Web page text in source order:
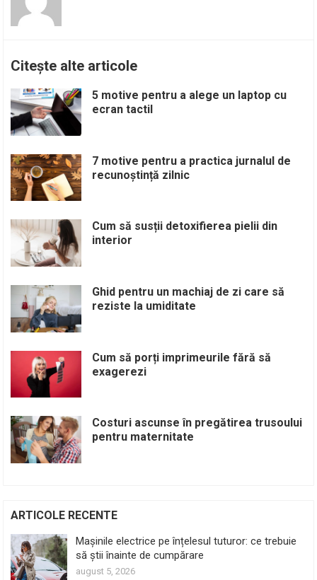
Citește alte articole
5 motive pentru a alege un laptop cu
ecran tactil
7 motive pentru a practica jurnalul de
recunoștință zilnic
Cum să susții detoxifierea pielii din
interior
Ghid pentru un machiaj de zi care să
reziste la umiditate
Cum să porți imprimeurile fără să
exagerezi
Costuri ascunse în pregătirea trusoului
pentru maternitate
ARTICOLE RECENTE
Mașinile electrice pe înțelesul tuturor: ce trebuie
să știi înainte de cumpărare
august 5, 2026